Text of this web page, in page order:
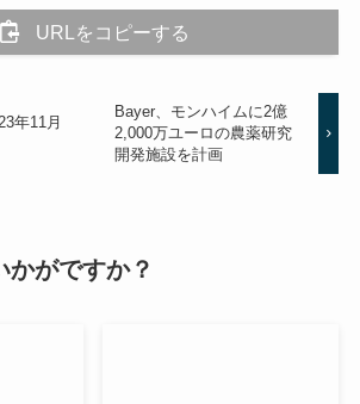
URLをコピーする
年11月
Bayer、モンハイムに2億
2,000万ユーロの農薬研究
開発施設を計画
かがですか？